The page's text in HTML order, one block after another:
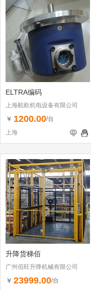
ELTRA编码
上海航欧机电设备有限公司
￥ 1200.00/台
上海
升降货梯佰
广州佰旺升降机械有限公司
￥ 23999.00/台